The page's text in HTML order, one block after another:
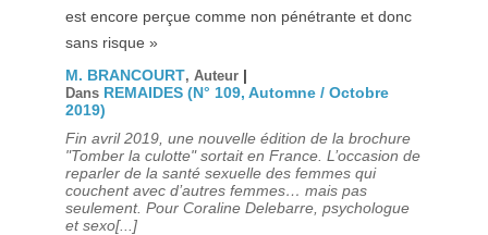
est encore perçue comme non pénétrante et donc
sans risque »
M. BRANCOURT, Auteur |
Dans REMAIDES (N° 109, Automne / Octobre
2019)
Fin avril 2019, une nouvelle édition de la brochure
"Tomber la culotte" sortait en France. L’occasion de
reparler de la santé sexuelle des femmes qui
couchent avec d’autres femmes… mais pas
seulement. Pour Coraline Delebarre, psychologue
et sexo[...]